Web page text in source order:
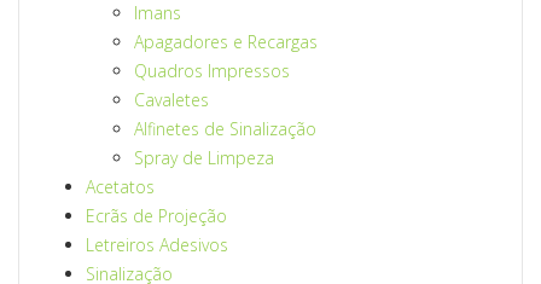
Imans
Apagadores e Recargas
Quadros Impressos
Cavaletes
Alfinetes de Sinalização
Spray de Limpeza
Acetatos
Ecrãs de Projeção
Letreiros Adesivos
Sinalização